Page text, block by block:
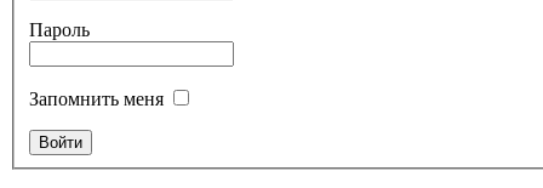
Пароль
Запомнить меня